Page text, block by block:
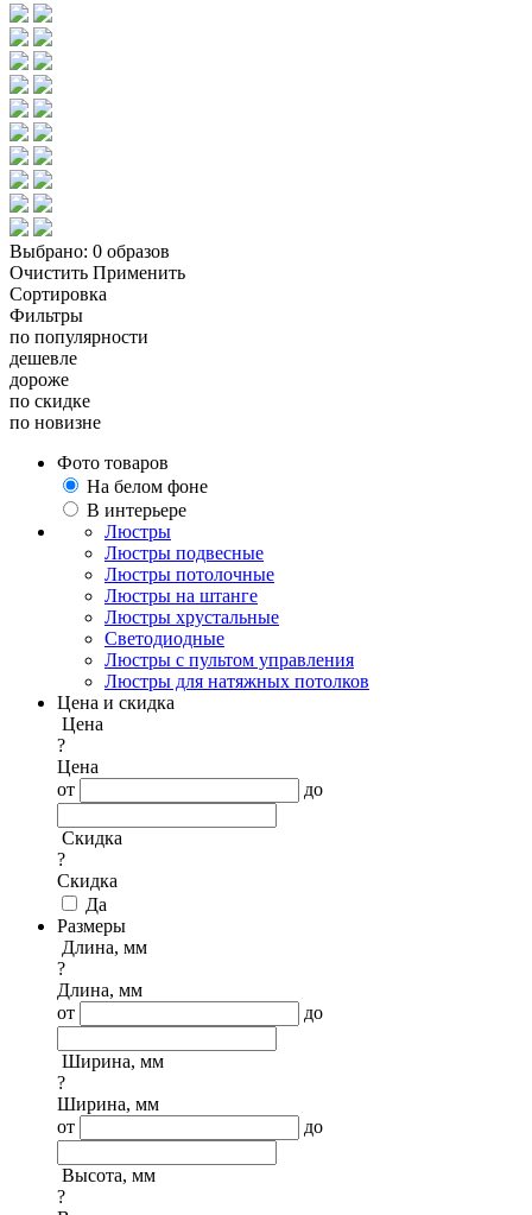
Выбрано: 0 образов
Очистить Применить
Сортировка
Фильтры
по популярности
дешевле
дороже
по скидке
по новизне
Фото товаров
На белом фоне
В интерьере
Люстры
Люстры подвесные
Люстры потолочные
Люстры на штанге
Люстры хрустальные
Светодиодные
Люстры с пультом управления
Люстры для натяжных потолков
Цена и скидка
Цена
?
Цена
от
до
Скидка
?
Скидка
Да
Размеры
Длина, мм
?
Длина, мм
от
до
Ширина, мм
?
Ширина, мм
от
до
Высота, мм
?